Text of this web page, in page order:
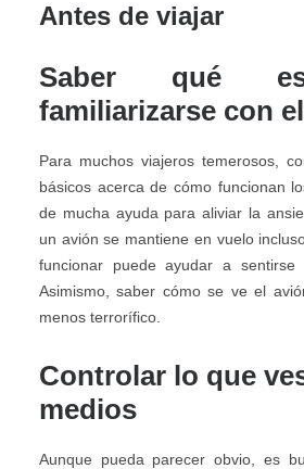
Antes de viajar
Saber qué
familiarizarse con
Para muchos viajeros temerosos,
básicos acerca de cómo funcionan
de mucha ayuda para aliviar la
un avión se mantiene en vuelo
funcionar puede ayudar a sentirse
Asimismo, saber cómo se ve el
menos terrorífico.
Controlar lo que
medios
Aunque pueda parecer obvio, es